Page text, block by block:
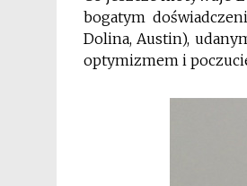
bogatym
Dolina, Austin),
optymizmem i